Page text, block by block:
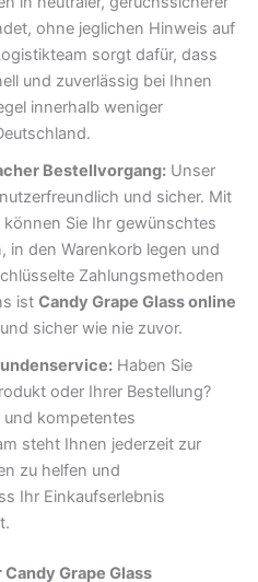
ohne jeglichen Hinweis auf
sorgt dafür, dass
und zuverlässig bei Ihnen
innerhalb weniger
Bestellvorgang:Unser
und sicher. Mit
Sie Ihr gewünschtes
in den Warenkorb legen und
Zahlungsmethoden
ist Candy Grape Glass online
sicher wie nie zuvor.
Haben Sie
oder Ihrer Bestellung?
kompetentes
steht Ihnen jederzeit zur
zu helfen und
Ihr Einkaufserlebnis
Grape Glass